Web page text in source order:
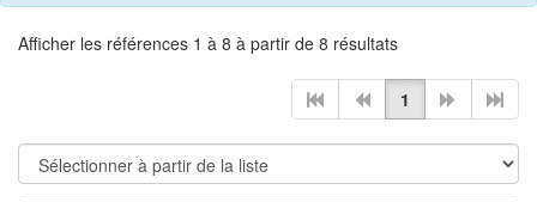
Afficher les références 1 à 8 à partir de 8 résultats
1